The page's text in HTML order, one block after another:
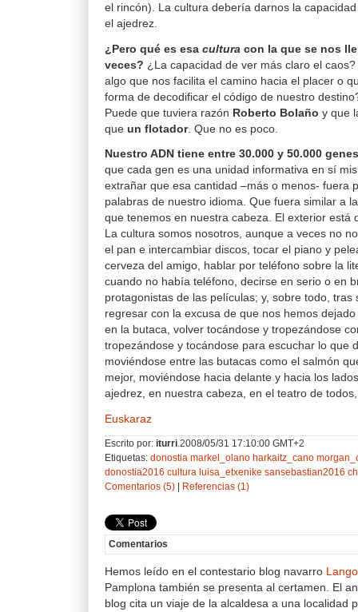
el rincón). La cultura debería darnos la
el ajedrez.
¿Pero qué es esa cultura con la que se nos
veces? ¿La capacidad de ver más claro el
algo que nos facilita el camino hacia el placer o
forma de decodificar el código de nuestro
Puede que tuviera razón Roberto Bolaño y que
que un flotador. Que no es poco.
Nuestro ADN tiene entre 30.000 y 50.000 genes
que cada gen es una unidad informativa en sí
extrañar que esa cantidad –más o menos- fuera
palabras de nuestro idioma. Que fuera similar a
que tenemos en nuestra cabeza. El exterior está
La cultura somos nosotros, aunque a veces no
el pan e intercambiar discos, tocar el piano y
cerveza del amigo, hablar por teléfono sobre la
cuando no había teléfono, decirse en serio o en
protagonistas de las películas; y, sobre todo, tras
regresar con la excusa de que nos hemos
en la butaca, volver tocándose y tropezándose
tropezándose y tocándose para escuchar lo que
moviéndose entre las butacas como el salmón
mejor, moviéndose hacia delante y hacia los
ajedrez, en nuestra cabeza, en el teatro de
Euskaraz
Escrito por: iturri .2008/05/31 17:10:00 GMT+2
Etiquetas: donostia markel_olano harkaitz_cano
donostia2016 cultura luisa_etxenike sansebastian2016
Comentarios (5) | Referencias (1)
Comentarios
Hemos leído en el contestario blog navarro
Pamplona también se presenta al certamen. El
blog cita un viaje de la alcaldesa a una localidad